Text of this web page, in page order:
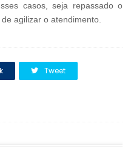
casos, seja repassado o
agilizar o atendimento.
Tweet